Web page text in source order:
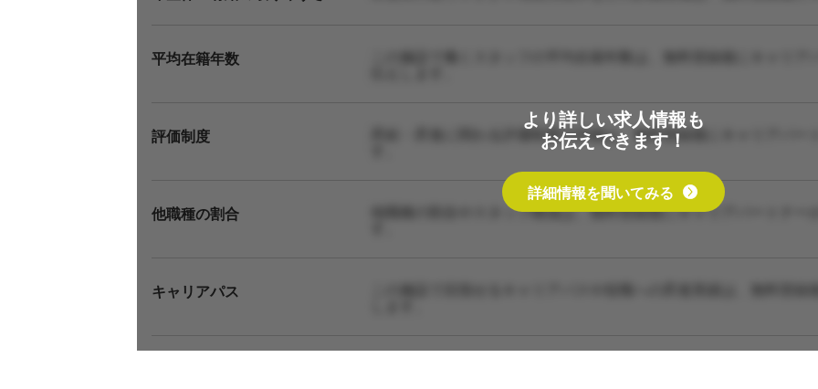
平均在籍年数 この施設で働くスタッフの平均在籍年数は、無料登録後にキャリ
評価制度 昇給・昇進に関わる評価制度の詳細は、無料登録後にキャリアパ
他職種の割合 他職種の割合やスタッフ構成は、無料登録後にキャリアパートナ
キャリアパス この施設で目指せるキャリアパスや役職への昇進実績は、無料登
より詳しい求人情報も
お伝えできます！
詳細情報を聞いてみる